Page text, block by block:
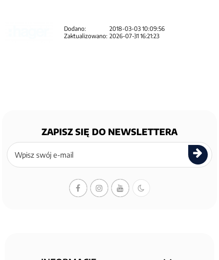
Dodano:
2018-03-03 10:09:56
Zaktualizowano: 2026-07-31 16:21:23
ZAPISZ SIĘ DO NEWSLETTERA
Zapisz
się
newslettera